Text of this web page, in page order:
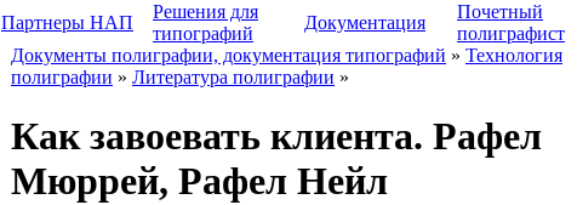
Партнеры НАП
Решения для
типографий
Документация
Почетный
полиграфист
Документы полиграфии, документация типографий » Технология
полиграфии » Литература полиграфии »
Как завоевать клиента. Рафел
Мюррей, Рафел Нейл